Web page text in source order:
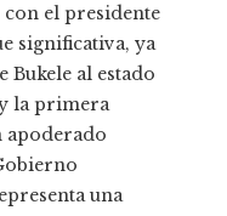
con el presidente
significativa, ya
al estado
la primera
apoderado
una